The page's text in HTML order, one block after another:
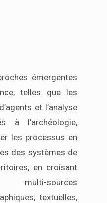
émergentes
telles que les
et l’analyse
à l’archéologie,
les processus en
des systèmes de
en croisant
sources
textuelles,